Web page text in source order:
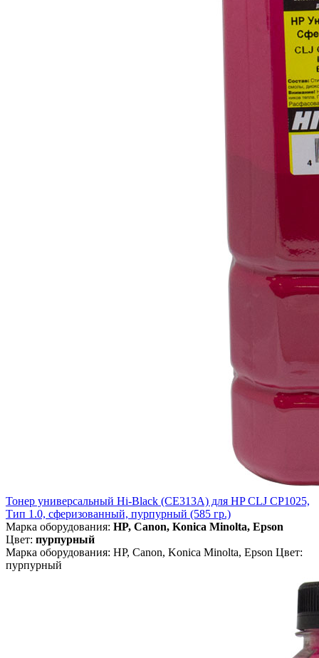
Тонер универсальный Hi-Black (CE313A) для HP CLJ CP1025,
Тип 1.0, сферизованный, пурпурный (585 гр.)
Марка оборудования: HP, Canon, Konica Minolta, Epson
Цвет: пурпурный
Марка оборудования: HP, Canon, Konica Minolta, Epson Цвет:
пурпурный